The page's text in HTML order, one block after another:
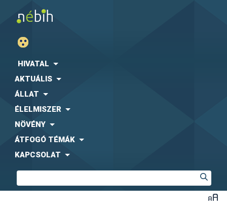
HIVATAL
AKTUÁLIS
ÁLLAT
ÉLELMISZER
NÖVÉNY
ÁTFOGÓ TÉMÁK
KAPCSOLAT